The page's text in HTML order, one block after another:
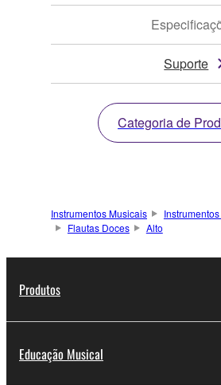
Suporte
Categoria de
Instrumentos Musicais
Flautas Doces
Alto
Produtos
Educação Musical